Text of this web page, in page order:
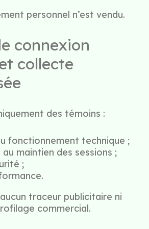
personnel n’est vendu.
connexion
collecte
des témoins :
fonctionnement technique ;
maintien des sessions ;
;
traceur publicitaire ni
commercial.